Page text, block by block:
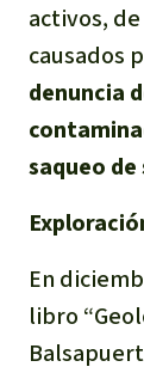
activos,
causados
denuncia
saqueo
En
libro